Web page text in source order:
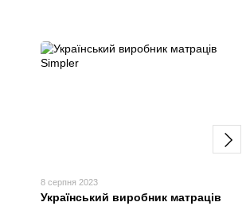
8 серпня 2023
Український виробник матраців